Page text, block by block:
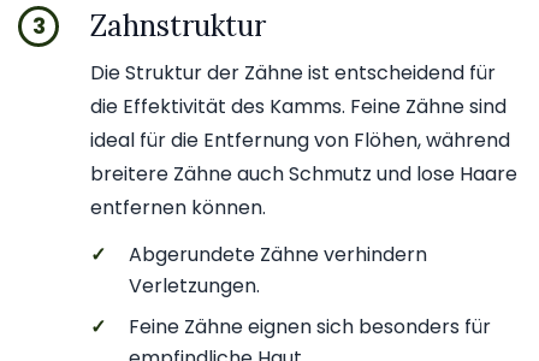
3 Zahnstruktur
Die Struktur der Zähne ist entscheidend für
die Effektivität des Kamms. Feine Zähne sind
ideal für die Entfernung von Flöhen, während
breitere Zähne auch Schmutz und lose Haare
entfernen können.
✓
Abgerundete Zähne verhindern
Verletzungen.
✓
Feine Zähne eignen sich besonders für